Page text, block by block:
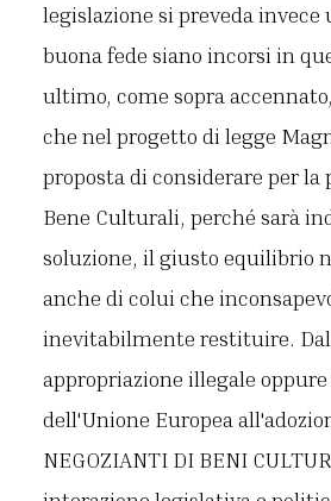
legislazione si preveda
buona fede siano incorsi in
ultimo, come sopra
che nel progetto di legge
proposta di considerare per
Bene Culturali, perché sarà
soluzione, il giusto equilibrio
anche di colui che
inevitabilmente restituire.
appropriazione illegale
dell'Unione Europea
NEGOZIANTI DI BENI